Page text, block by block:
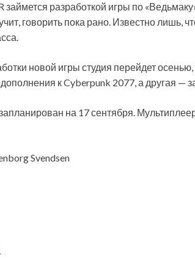
займется разработкой игры по
говорить пока рано. Известно лишь,
новой игры студия перейдет
к Cyberpunk 2077, а другая —
на 17 сентября.
Svendsen